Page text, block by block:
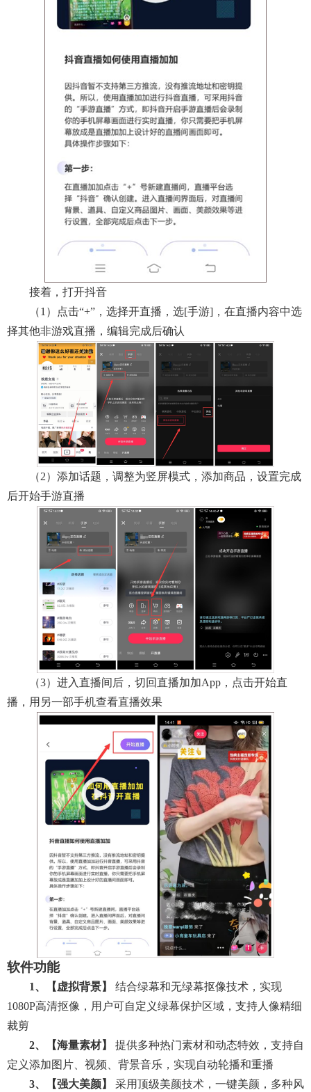
接着，打开抖音
（1）点击“+”，选择开直播，选[手游]，在直播内容中选
择其他非游戏直播，编辑完成后确认
（2）添加话题，调整为竖屏模式，添加商品，设置完成
后开始手游直播
（3）进入直播间后，切回直播加加app，点击开始直
播，用另一部手机查看直播效果
软件功能
1、【虚拟背景】
结合绿幕和无绿幕抠像技术，实现
1080P高清抠像，用户可自定义绿幕保护区域，支持人像精细
裁剪
2、【海量素材】
提供多种热门素材和动态特效，支持自
定义添加图片、视频、背景音乐，实现自动轮播和重播
3、【强大美颜】
采用顶级美颜技术，一键美颜，多种风